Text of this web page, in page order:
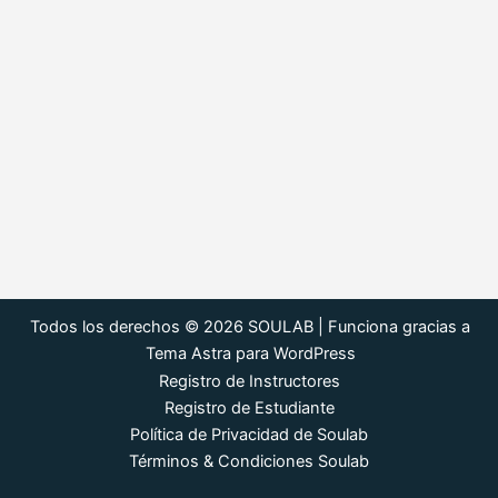
Todos los derechos © 2026 SOULAB | Funciona gracias a
Tema Astra para WordPress
Registro de Instructores
Registro de Estudiante
Política de Privacidad de Soulab
Términos & Condiciones Soulab